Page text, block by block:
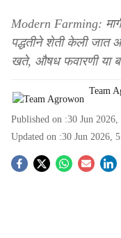
Modern Farming:
पद्धतीने शेती केली जात
खते, औषध फवारणी या
Team
Published on :30 Jun
Updated on :30 Jun 2026,
S